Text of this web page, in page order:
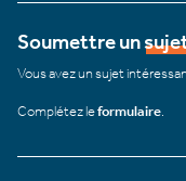
Soumettre un
Vous avez un sujet
Complétez leformulaire